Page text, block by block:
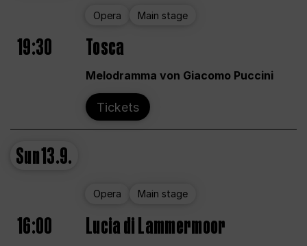
Opera Main stage
19:30 Tosca
Melodramma von Giacomo Puccini
Tickets
Sun13.9.
Opera Main stage
16:00 Lucia di Lammermoor